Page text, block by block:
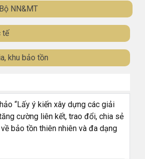
NN&MT
tế
khu bảo tồn
“Lấy ý kiến xây dựng các giải
cường liên kết, trao đổi, chia sẻ
bảo tồn thiên nhiên và đa dạng